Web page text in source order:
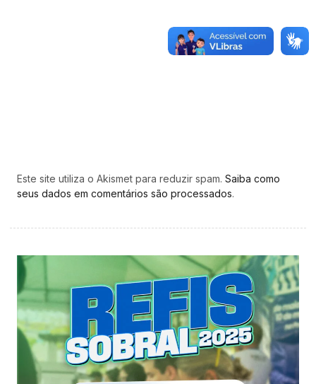
Este site utiliza o Akismet para reduzir spam. Saiba como
seus dados em comentários são processados.